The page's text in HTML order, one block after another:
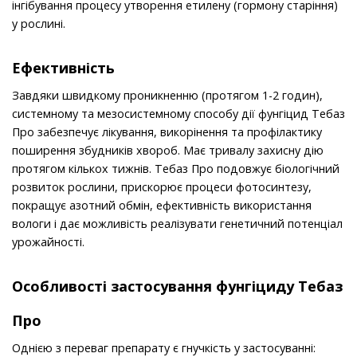
iнгiбування процесу утворення етилену (гормону старiння)
у рослинi.
Ефективність
Завдяки швидкому проникненню (протягом 1-2 годин),
системному та мезосистемному способу дiї фунгiцид Тебаз
Про забезпечує лiкування, викорiнення та профiлактику
поширення збудникiв хвороб. Має тривалу захисну дiю
протягом кiлькох тижнiв. Тебаз Про подовжує бiологiчний
розвиток рослини, прискорює процеси фотосинтезу,
покращує азотний обмiн, ефективнiсть використання
вологи i дає можливiсть реалiзувати генетичний потенцiал
урожайностi.
Особливості застосування фунгіциду Тебаз
Про
Однiєю з переваг препарату є гнучкiсть у застосуваннi: